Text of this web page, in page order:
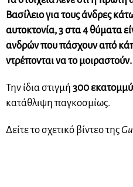
Βασίλειο για τους άνδρες
αυτοκτονία, 3 στα 4 θύματα
ανδρών που πάσχουν από
ντρέπονται να το μοιραστούν.
Την ίδια στιγμή 300
κατάθλιψη παγκοσμίως.
Δείτε το σχετικό βίντεο της